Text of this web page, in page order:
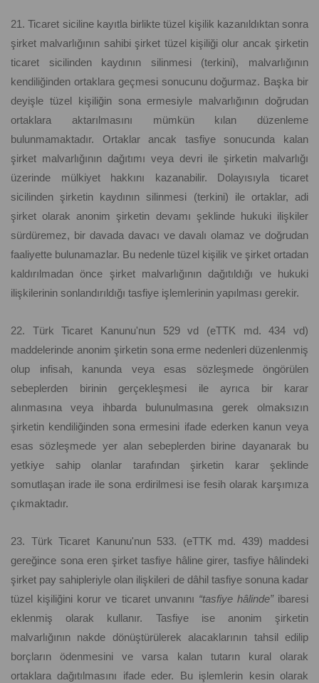
21. Ticaret siciline kayıtla birlikte tüzel kişilik kazanıldıktan sonra
şirket malvarlığının sahibi şirket tüzel kişiliği olur ancak şirketin
ticaret sicilinden kaydının silinmesi (terkini), malvarlığının
kendiliğinden ortaklara geçmesi sonucunu doğurmaz. Başka bir
deyişle tüzel kişiliğin sona ermesiyle malvarlığının doğrudan
ortaklara aktarılmasını mümkün kılan düzenleme
bulunmamaktadır. Ortaklar ancak tasfiye sonucunda kalan
şirket malvarlığının dağıtımı veya devri ile şirketin malvarlığı
üzerinde mülkiyet hakkını kazanabilir. Dolayısıyla ticaret
sicilinden şirketin kaydının silinmesi (terkini) ile ortaklar, adi
şirket olarak anonim şirketin devamı şeklinde hukuki ilişkiler
sürdüremez, bir davada davacı ve davalı olamaz ve doğrudan
faaliyette bulunamazlar. Bu nedenle tüzel kişilik ve şirket ortadan
kaldırılmadan önce şirket malvarlığının dağıtıldığı ve hukuki
ilişkilerinin sonlandırıldığı tasfiye işlemlerinin yapılması gerekir.
22. Türk Ticaret Kanunu'nun 529 vd (eTTK md. 434 vd)
maddelerinde anonim şirketin sona erme nedenleri düzenlenmiş
olup infisah, kanunda veya esas sözleşmede öngörülen
sebeplerden birinin gerçekleşmesi ile ayrıca bir karar
alınmasına veya ihbarda bulunulmasına gerek olmaksızın
şirketin kendiliğinden sona ermesini ifade ederken kanun veya
esas sözleşmede yer alan sebeplerden birine dayanarak bu
yetkiye sahip olanlar tarafından şirketin karar şeklinde
somutlaşan irade ile sona erdirilmesi ise fesih olarak karşımıza
çıkmaktadır.
23. Türk Ticaret Kanunu'nun 533. (eTTK md. 439) maddesi
gereğince sona eren şirket tasfiye hâline girer, tasfiye hâlindeki
şirket pay sahipleriyle olan ilişkileri de dâhil tasfiye sonuna kadar
tüzel kişiliğini korur ve ticaret unvanını “tasfiye hâlinde” ibaresi
eklenmiş olarak kullanır. Tasfiye ise anonim şirketin
malvarlığının nakde dönüştürülerek alacaklarının tahsil edilip
borçların ödenmesini ve varsa kalan tutarın kural olarak
ortaklara dağıtılmasını ifade eder. Bu işlemlerin kesin olarak